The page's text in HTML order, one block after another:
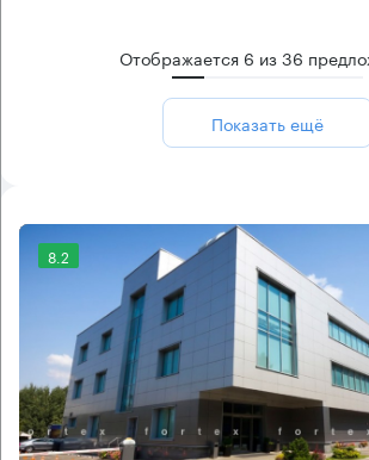
Отображается 6 из36
Показать ещё
8.2